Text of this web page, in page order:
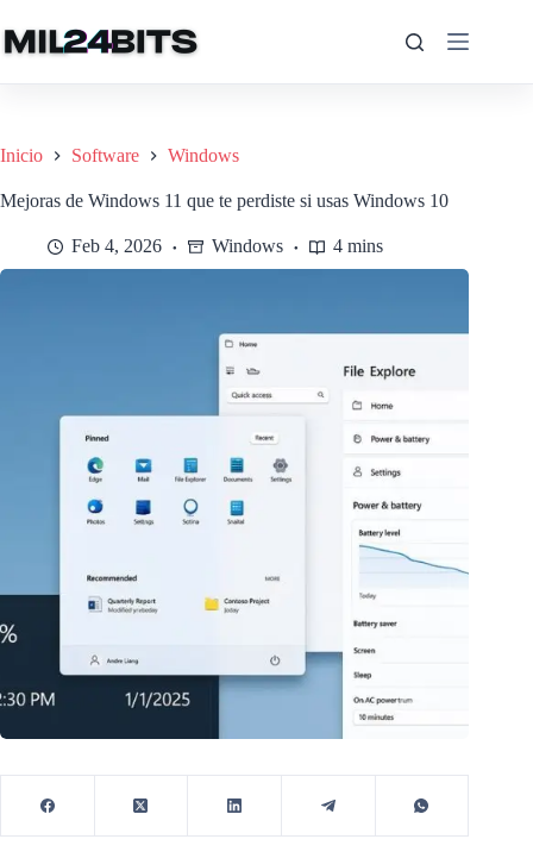
al
contenido
Inicio Software Windows
Mejoras de Windows 11 que te perdiste si usas Windows 10
Feb 4, 2026 Windows 4 mins